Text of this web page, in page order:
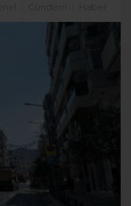
Gündem Haber